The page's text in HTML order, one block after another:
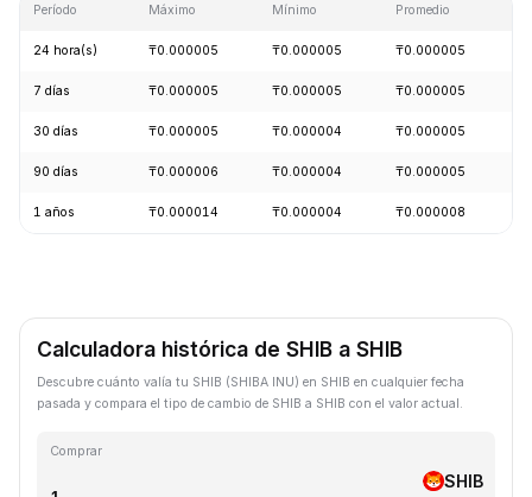
Período Máximo Mínimo Promedio
24 hora(s) ₸0.000005 ₸0.000005 ₸0.000005
7 días ₸0.000005 ₸0.000005 ₸0.000005
30 días ₸0.000005 ₸0.000004 ₸0.000005
90 días ₸0.000006 ₸0.000004 ₸0.000005
1 años ₸0.000014 ₸0.000004 ₸0.000008
Calculadora histórica de SHIB a SHIB
Descubre cuánto valía tu SHIB (SHIBA INU) en SHIB en cualquier fecha
pasada y compara el tipo de cambio de SHIB a SHIB con el valor actual.
Comprar
SHIB